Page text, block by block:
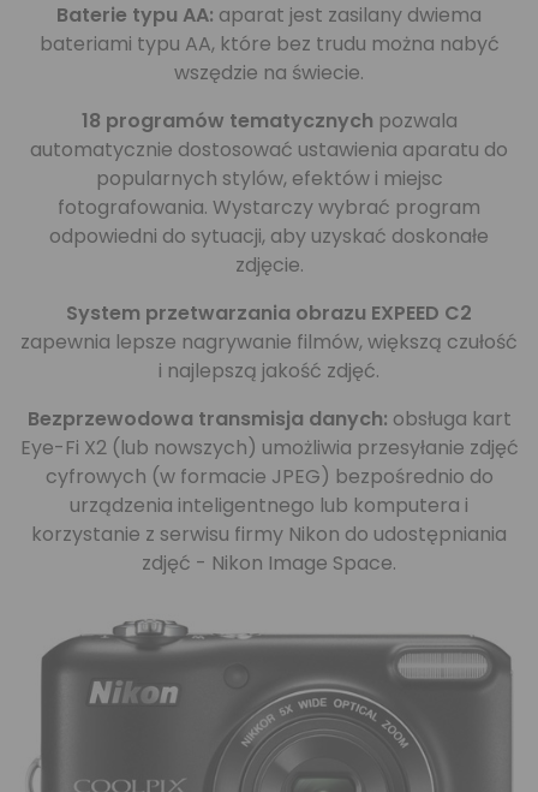
Baterie typu AA: aparat jest zasilany dwiema
bateriami typu AA, które bez trudu można nabyć
wszędzie na świecie.
18 programów tematycznych pozwala
automatycznie dostosować ustawienia aparatu do
popularnych stylów, efektów i miejsc
fotografowania. Wystarczy wybrać program
odpowiedni do sytuacji, aby uzyskać doskonałe
zdjęcie.
System przetwarzania obrazu EXPEED C2
zapewnia lepsze nagrywanie filmów, większą czułość
i najlepszą jakość zdjęć.
Bezprzewodowa transmisja danych: obsługa kart
Eye-Fi X2 (lub nowszych) umożliwia przesyłanie zdjęć
cyfrowych (w formacie JPEG) bezpośrednio do
urządzenia inteligentnego lub komputera i
korzystanie z serwisu firmy Nikon do udostępniania
zdjęć - Nikon Image Space.